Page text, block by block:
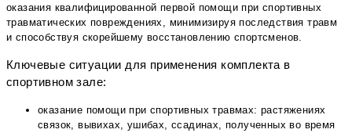
оказания квалифицированной первой помощи при спортивных
травматических повреждениях, минимизируя последствия травм
и способствуя скорейшему восстановлению спортсменов.
Ключевые ситуации для применения комплекта в
спортивном зале:
оказание помощи при спортивных травмах: растяжениях
связок, вывихах, ушибах, ссадинах, полученных во время